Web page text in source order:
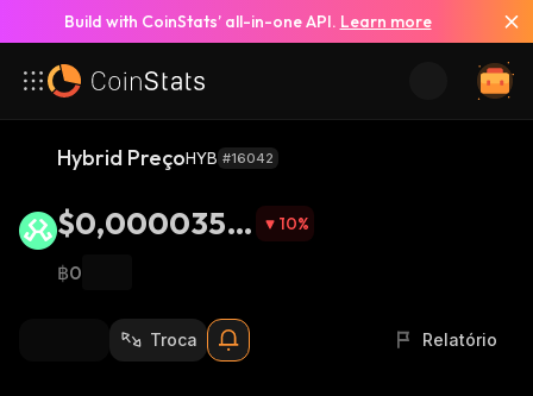
Build with CoinStats’ all-in-one API. Learn more
Hybrid PreçoHYB #16042
$0,0000359
8
10%
฿0
Troca Relatório